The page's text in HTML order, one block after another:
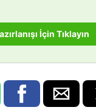
İçin Tıklayın